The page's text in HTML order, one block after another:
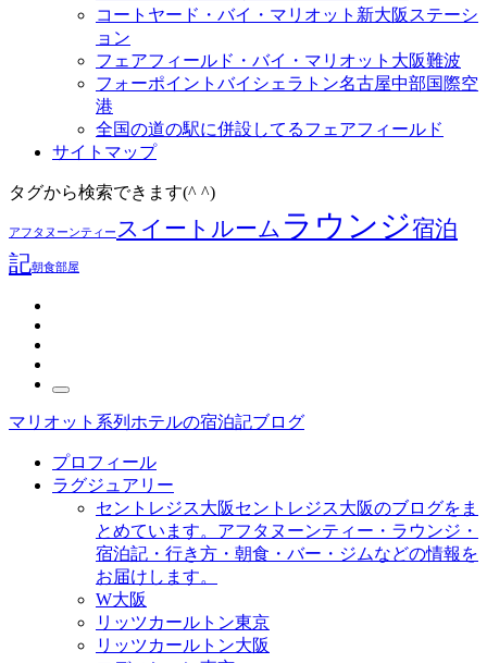
コートヤード・バイ・マリオット新大阪ステーシ
ョン
フェアフィールド・バイ・マリオット大阪難波
フォーポイントバイシェラトン名古屋中部国際空
港
全国の道の駅に併設してるフェアフィールド
サイトマップ
タグから検索できます(^ ^)
アフタヌーンティースイートルーム ラウンジ宿泊
記朝食部屋
マリオット系列ホテルの宿泊記ブログ
プロフィール
ラグジュアリー
セントレジス大阪セントレジス大阪のブログをま
とめています。アフタヌーンティー・ラウンジ・
宿泊記・行き方・朝食・バー・ジムなどの情報を
お届けします。
W大阪
リッツカールトン東京
リッツカールトン大阪